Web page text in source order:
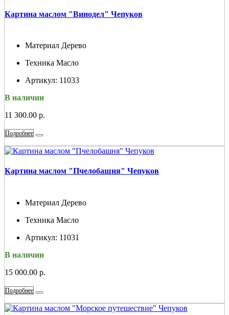
Картина маслом "Винодел" Чепуков
Материал Дерево
Техника Масло
Артикул: 11033
В наличии
11 300.00 р.
Подробнее
Картина маслом "Пчелобашня" Чепуков
Материал Дерево
Техника Масло
Артикул: 11031
В наличии
15 000.00 р.
Подробнее